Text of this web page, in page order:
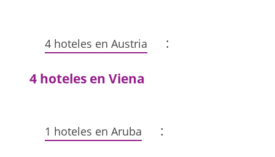
4 hoteles en Austria :
4 hoteles en Viena
1 hoteles en Aruba :